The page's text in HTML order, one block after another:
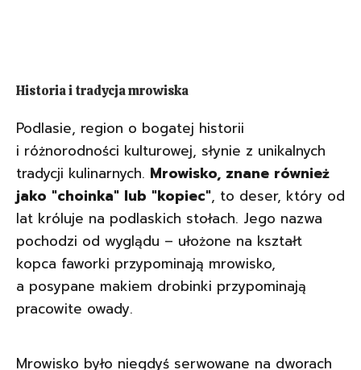
Historia i tradycja mrowiska
Podlasie, region o bogatej historii
i różnorodności kulturowej, słynie z unikalnych
tradycji kulinarnych. Mrowisko, znane również
jako "choinka" lub "kopiec", to deser, który od
lat króluje na podlaskich stołach. Jego nazwa
pochodzi od wyglądu – ułożone na kształt
kopca faworki przypominają mrowisko,
a posypane makiem drobinki przypominają
pracowite owady.
Mrowisko było niegdyś serwowane na dworach